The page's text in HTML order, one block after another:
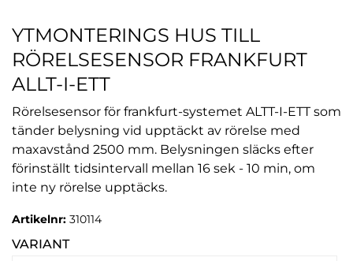
YTMONTERINGS HUS TILL
RÖRELSESENSOR FRANKFURT
ALLT-I-ETT
Rörelsesensor för frankfurt-systemet ALTT-I-ETT som
tänder belysning vid upptäckt av rörelse med
maxavstånd 2500 mm. Belysningen släcks efter
förinställt tidsintervall mellan 16 sek - 10 min, om
inte ny rörelse upptäcks.
Artikelnr: 310114
VARIANT